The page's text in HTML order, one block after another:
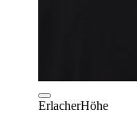
ErlacherHöhe